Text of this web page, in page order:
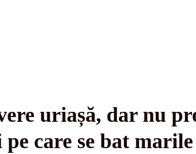
uriașă, dar nu
care se bat